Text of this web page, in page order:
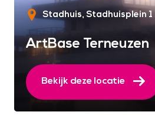
Stadhuis, Stadhuisplein 1
ArtBase Terneuzen
Bekijk deze locatie